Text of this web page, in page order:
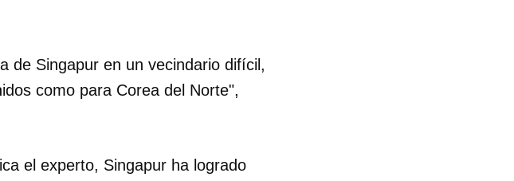
de Singapur en un vecindario difícil,
como para Corea del Norte",
el experto, Singapur ha logrado